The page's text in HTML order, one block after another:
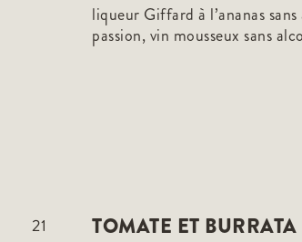
liqueur Giffard à l’ananas
passion, vin mousseux sans
21 TOMATE ET BURRATA